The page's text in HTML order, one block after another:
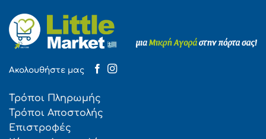
Ακολουθήστε μας
Τρόποι Πληρωμής
Τρόποι Αποστολής
Επιστροφές